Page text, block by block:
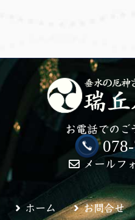
お電話でのご
メールフ
ホーム お問合せ